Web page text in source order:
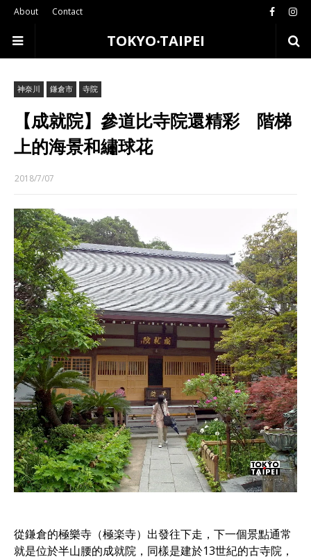
About Contact
TOKYO‧TAIPEI
神奈川 鎌倉市 寺院
【成就院】參道比寺院還精彩 階梯
上的海景和繡球花
2018/7/07
從鎌倉的極樂寺（極楽寺）出發往下走，下一個景點通常
就是位於半山腰的成就院，同樣是建於13世紀的古寺院，